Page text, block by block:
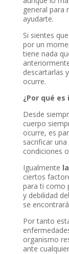
general para
ayudarte.
Si sientes
por un
tiene nada
descartarlas
ocurre.
¿Por qué
Desde
cuerpo
ocurre, es
sacrificar
condiciones
Igualmente
ciertos
para ti como
y debilidad
se
Por tanto
organismo
ante